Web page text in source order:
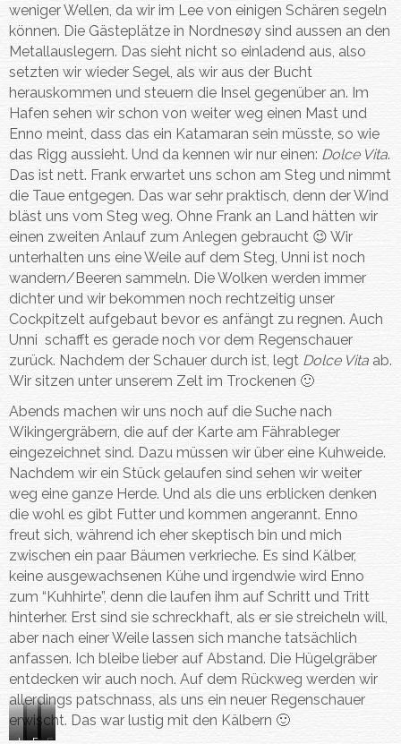
weniger Wellen, da wir im Lee von einigen Schären segeln
können. Die Gästeplätze in Nordnesøy sind aussen an den
Metallauslegern. Das sieht nicht so einladend aus, also
setzten wir wieder Segel, als wir aus der Bucht
herauskommen und steuern die Insel gegenüber an. Im
Hafen sehen wir schon von weiter weg einen Mast und
Enno meint, dass das ein Katamaran sein müsste, so wie
das Rigg aussieht. Und da kennen wir nur einen: Dolce Vita.
Das ist nett. Frank erwartet uns schon am Steg und nimmt
die Taue entgegen. Das war sehr praktisch, denn der Wind
bläst uns vom Steg weg. Ohne Frank an Land hätten wir
einen zweiten Anlauf zum Anlegen gebraucht 😉 Wir
unterhalten uns eine Weile auf dem Steg, Unni ist noch
wandern/Beeren sammeln. Die Wolken werden immer
dichter und wir bekommen noch rechtzeitig unser
Cockpitzelt aufgebaut bevor es anfängt zu regnen. Auch
Unni schafft es gerade noch vor dem Regenschauer
zurück. Nachdem der Schauer durch ist, legt Dolce Vita ab.
Wir sitzen unter unserem Zelt im Trockenen 🙂
Abends machen wir uns noch auf die Suche nach
Wikingergräbern, die auf der Karte am Fährableger
eingezeichnet sind. Dazu müssen wir über eine Kuhweide.
Nachdem wir ein Stück gelaufen sind sehen wir weiter
weg eine ganze Herde. Und als die uns erblicken denken
die wohl es gibt Futter und kommen angerannt. Enno
freut sich, während ich eher skeptisch bin und mich
zwischen ein paar Bäumen verkrieche. Es sind Kälber,
keine ausgewachsenen Kühe und irgendwie wird Enno
zum “Kuhhirte”, denn die laufen ihm auf Schritt und Tritt
hinterher. Erst sind sie schreckhaft, als er sie streicheln will,
aber nach einer Weile lassen sich manche tatsächlich
anfassen. Ich bleibe lieber auf Abstand. Die Hügelgräber
entdecken wir auch noch. Auf dem Rückweg werden wir
allerdings patschnass, als uns ein neuer Regenschauer
erwischt. Das war lustig mit den Kälbern 🙂